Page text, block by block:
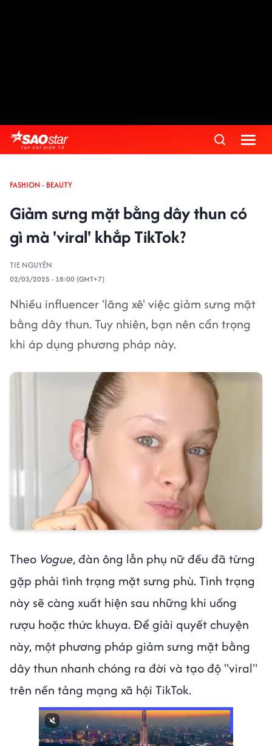
FASHION - BEAUTY
Giảm sưng mặt bằng dây thun có
gì mà 'viral' khắp TikTok?
TIE NGUYÊN
02/03/2025 - 18:00 (GMT+7)
Nhiều influencer 'lăng xê' việc giảm sưng mặt
bằng dây thun. Tuy nhiên, bạn nên cẩn trọng
khi áp dụng phương pháp này.
Theo Vogue, đàn ông lẫn phụ nữ đều đã từng
gặp phải tình trạng mặt sưng phù. Tình trạng
này sẽ càng xuất hiện sau những khi uống
rượu hoặc thức khuya. Để giải quyết chuyện
này, một phương pháp giảm sưng mặt bằng
dây thun nhanh chóng ra đời và tạo độ "viral"
trên nền tảng mạng xã hội TikTok.